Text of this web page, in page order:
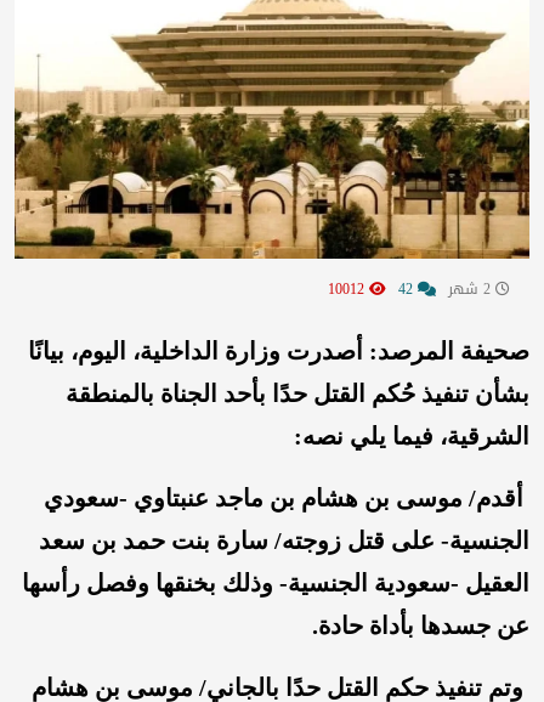
صحيفة المرصد: أصدرت وزارة الداخلية، اليوم، بيانًا
بشأن تنفيذ حُكم القتل حدًا بأحد الجناة بالمنطقة
الشرقية، فيما يلي نصه:
أقدم/ موسى بن هشام بن ماجد عنبتاوي -سعودي
الجنسية- على قتل زوجته/ سارة بنت حمد بن سعد
العقيل -سعودية الجنسية- وذلك بخنقها وفصل رأسها
عن جسدها بأداة حادة.
وتم تنفيذ حكم القتل حدًا بالجاني/ موسى بن هشام